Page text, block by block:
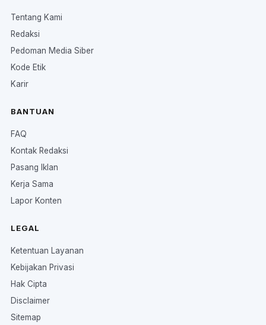
Tentang Kami
Redaksi
Pedoman Media Siber
Kode Etik
Karir
BANTUAN
FAQ
Kontak Redaksi
Pasang Iklan
Kerja Sama
Lapor Konten
LEGAL
Ketentuan Layanan
Kebijakan Privasi
Hak Cipta
Disclaimer
Sitemap